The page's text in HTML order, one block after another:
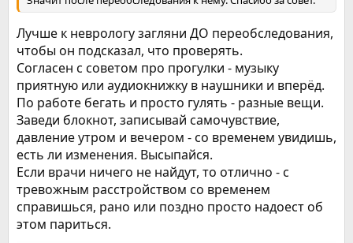
Лучше к неврологу загляни ДО переобследования,
чтобы он подсказал, что проверять.
Согласен с советом про прогулки - музыку
приятную или аудиокнижку в наушники и вперёд.
По работе бегать и просто гулять - разные вещи.
Заведи блокнот, записывай самочувствие,
давление утром и вечером - со временем увидишь,
есть ли изменения. Высыпайся.
Если врачи ничего не найдут, то отлично - с
тревожным расстройством со временем
справишься, рано или поздно просто надоест об
этом париться.